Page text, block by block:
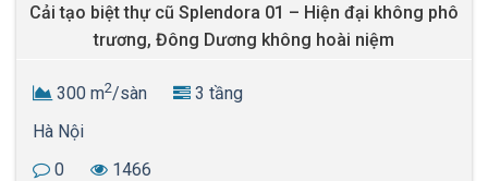
Cải tạo biệt thự cũ Splendora 01 – Hiện đại không phô
trương, Đông Dương không hoài niệm
300 m2/sàn
3 tầng
Hà Nội
0
1466